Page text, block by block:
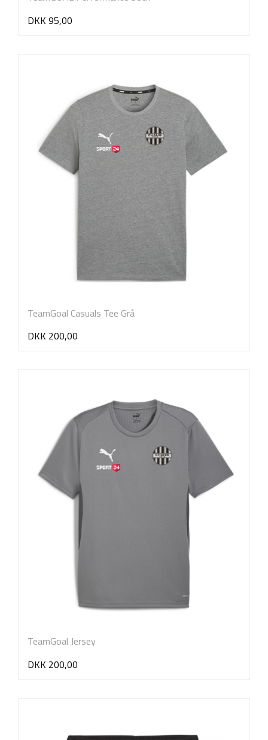
DKK 95,00
TeamGoal Casuals Tee Grå
DKK 200,00
TeamGoal Jersey
DKK 200,00